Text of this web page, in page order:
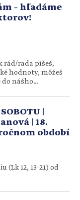
V Katolíckej cirkvi
označuje osobu
zjednodušene
– hľadáme
rád/rada píšeš,
hodnoty, môžeš
nášho
seba. Čo od
sa najmä […]
|
| 18.
období
12, 13-21) od